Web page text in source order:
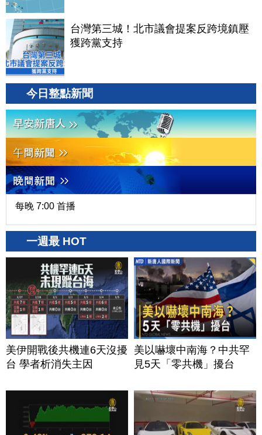
台灣第三城！北市議會提案反跨境鎮壓
獲跨黨支持
今日整點新聞
每晚 7:00 首播
一週最 HOT
美伊開戰後共機連6天沒擾
台 學者析消失主因
美以嚇壞中南海？中共罕
見5天「零共機」擾台